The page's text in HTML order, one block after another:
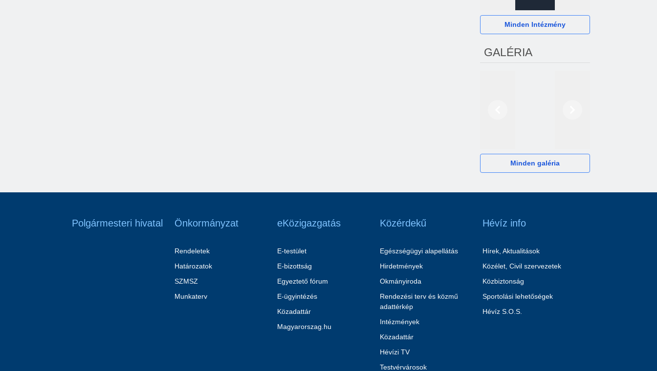
Minden Intézmény
GALÉRIA
Minden galéria
Polgármesteri hivatal Önkormányzat
Rendeletek
Határozatok
SZMSZ
Munkaterv
eKözigazgatás
E-testület
E-bizottság
Egyeztető fórum
E-ügyintézés
Közadattár
Magyarorszag.hu
Közérdekű
Egészségügyi alapellátás
Hirdetmények
Okmányiroda
Rendezési terv és közmű
adattérkép
Intézmények
Közadattár
Hévízi TV
Testvérvárosok
Hévíz info
Hírek, Aktualitások
Közélet, Civil szervezetek
Közbiztonság
Sportolási lehetőségek
Hévíz S.O.S.